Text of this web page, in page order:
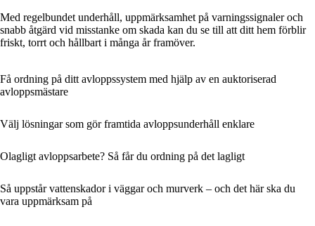
Med regelbundet underhåll, uppmärksamhet på varningssignaler och
snabb åtgärd vid misstanke om skada kan du se till att ditt hem förblir
friskt, torrt och hållbart i många år framöver.
Få ordning på ditt avloppssystem med hjälp av en auktoriserad
avloppsmästare
Välj lösningar som gör framtida avloppsunderhåll enklare
Olagligt avloppsarbete? Så får du ordning på det lagligt
Så uppstår vattenskador i väggar och murverk – och det här ska du
vara uppmärksam på